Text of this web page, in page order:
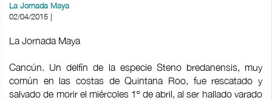
La Jornada Maya
02/04/2015 |
La Jornada Maya
Cancún. Un delfín de la especie Steno bredanensis, muy
común en las costas de Quintana Roo, fue rescatado y
salvado de morir el miércoles 1º de abril, al ser hallado varado